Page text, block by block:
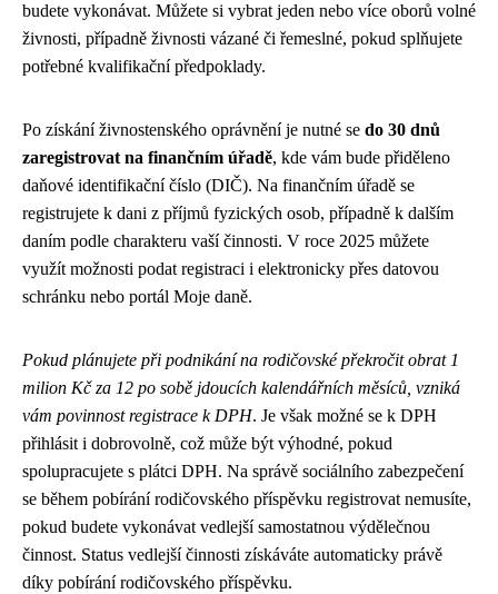
budete vykonávat. Můžete si vybrat jeden nebo více oborů volné
živnosti, případně živnosti vázané či řemeslné, pokud splňujete
potřebné kvalifikační předpoklady.
Po získání živnostenského oprávnění je nutné se do 30 dnů
zaregistrovat na finančním úřadě, kde vám bude přiděleno
daňové identifikační číslo (DIČ). Na finančním úřadě se
registrujete k dani z příjmů fyzických osob, případně k dalším
daním podle charakteru vaší činnosti. V roce 2025 můžete
využít možnosti podat registraci i elektronicky přes datovou
schránku nebo portál Moje daně.
Pokud plánujete při podnikání na rodičovské překročit obrat 1
milion Kč za 12 po sobě jdoucích kalendářních měsíců, vzniká
vám povinnost registrace k DPH. Je však možné se k DPH
přihlásit i dobrovolně, což může být výhodné, pokud
spolupracujete s plátci DPH. Na správě sociálního zabezpečení
se během pobírání rodičovského příspěvku registrovat nemusíte,
pokud budete vykonávat vedlejší samostatnou výdělečnou
činnost. Status vedlejší činnosti získáváte automaticky právě
díky pobírání rodičovského příspěvku.